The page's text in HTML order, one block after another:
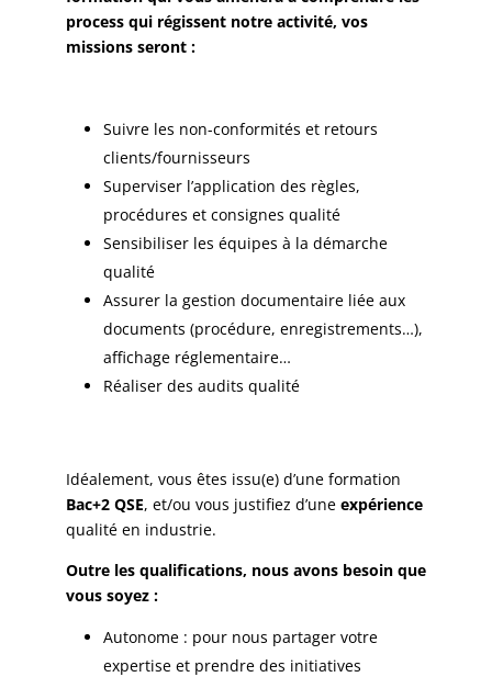
process qui régissent notre activité, vos
missions seront :
Suivre les non-conformités et retours
clients/fournisseurs
Superviser l’application des règles,
procédures et consignes qualité
Sensibiliser les équipes à la démarche
qualité
Assurer la gestion documentaire liée aux
documents (procédure, enregistrements…),
affichage réglementaire…
Réaliser des audits qualité
Idéalement, vous êtes issu(e) d’une formation
Bac+2 QSE, et/ou vous justifiez d’une expérience
qualité en industrie.
Outre les qualifications, nous avons besoin que
vous soyez :
Autonome : pour nous partager votre
expertise et prendre des initiatives